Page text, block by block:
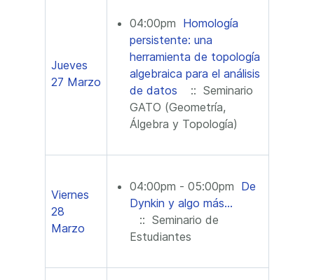
Jueves
27 Marzo
04:00pm Homología
persistente: una
herramienta de topología
algebraica para el análisis
de datos
:: Seminario
GATO (Geometría,
Álgebra y Topología)
Viernes
28
Marzo
04:00pm - 05:00pm De
Dynkin y algo más…
:: Seminario de
Estudiantes